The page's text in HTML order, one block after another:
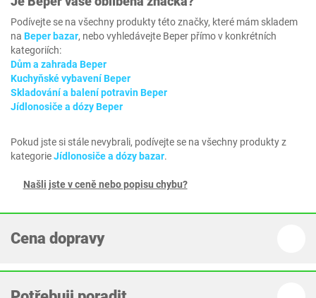
Podívejte se na všechny produkty této značky, které mám skladem
na Beper bazar, nebo vyhledávejte Beper přímo v konkrétních
kategoriích:
Dům a zahrada Beper
Kuchyňské vybavení Beper
Skladování a balení potravin Beper
Jídlonosiče a dózy Beper
Pokud jste si stále nevybrali, podívejte se na všechny produkty z
kategorieJídlonosiče a dózy bazar.
Našli jste v ceně nebo popisu chybu?
Cena dopravy